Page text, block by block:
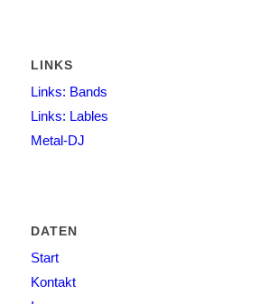
LINKS
Links: Bands
Links: Lables
Metal-DJ
DATEN
Start
Kontakt